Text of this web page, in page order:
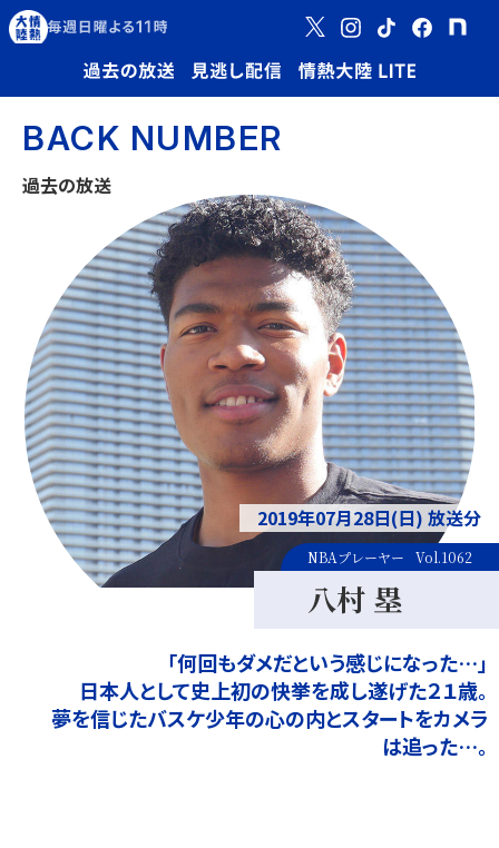
BACK NUMBER
過去の放送
2019年07月28日(日) 放送分
八村 塁
NBAプレーヤー Vol.1062
「何回もダメだという感じになった…」
日本人として史上初の快挙を成し遂げた２１歳。
夢を信じたバスケ少年の心の内とスタートをカメラ
は追った…。